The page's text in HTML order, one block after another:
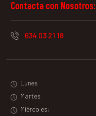
Contacta con Nosotros:
634 03 21 18
Lunes:
Martes:
Miércoles: